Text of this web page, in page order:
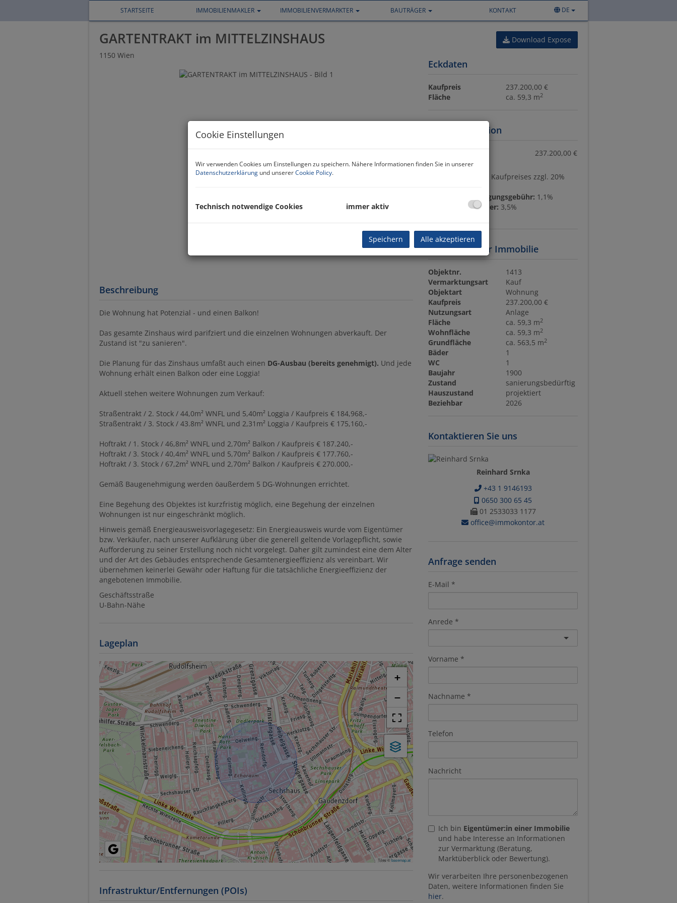
STARTSEITE IMMOBILIENMAKLER IMMOBILIENVERMARKTER BAUTRÄGER KONTAKT DE
GARTENTRAKT im MITTELZINSHAUS
1150 Wien
Beschreibung
Die Wohnung hat Potenzial - und einen Balkon!
Das gesamte Zinshaus wird parifziert und die einzelnen Wohnungen abverkauft. Der
Zustand ist "zu sanieren".
Die Planung für das Zinshaus umfaßt auch einen DG-Ausbau (bereits genehmigt). Und jede
Wohnung erhält einen Balkon oder eine Loggia!
Aktuell stehen weitere Wohnungen zum Verkauf:
Straßentrakt / 2. Stock / 44,0m² WNFL und 5,40m² Loggia / Kaufpreis € 184,968,-
Straßentrakt / 3. Stock / 43.8m² WNFL und 2,31m² Loggia / Kaufpreis € 175,160,-
Hoftrakt / 1. Stock / 46,8m² WNFL und 2,70m² Balkon / Kaufpreis € 187.240,-
Hoftrakt / 3. Stock / 40,4m² WNFL und 5,70m² Balkon / Kaufpreis € 177.760,-
Hoftrakt / 3. Stock / 67,2m² WNFL und 2,70m² Balkon / Kaufpreis € 270.000,-
Gemäß Baugenehmigung werden öaußerdem 5 DG-Wohnungen errichtet.
Eine Begehung des Objektes ist kurzfristig möglich, eine Begehung der einzelnen
Wohnungen ist nur eingeschränkt möglich.
Hinweis gemäß Energieausweisvorlagegesetz: Ein Energieausweis wurde vom Eigentümer
bzw. Verkäufer, nach unserer Aufklärung über die generell geltende Vorlagepflicht, sowie
Aufforderung zu seiner Erstellung noch nicht vorgelegt. Daher gilt zumindest eine dem Alter
und der Art des Gebäudes entsprechende Gesamtenergieeffizienz als vereinbart. Wir
übernehmen keinerlei Gewähr oder Haftung für die tatsächliche Energieeffizienz der
angebotenen Immobilie.
Geschäftsstraße
U-Bahn-Nähe
Lageplan
+
−
Tiles ©basemap.at
Infrastruktur/Entfernungen (POIs)
Download Expose
Eckdaten
Kaufpreis
237.200,00 €
Fläche
ca. 59,3 m2
Preisinformation
237.200,00 €
3% des Kaufpreises zzgl. 20%
Grundbucheintragungsgebühr: 1,1%
Grunderwerbsteuer: 3,5%
Basisdaten zur Immobilie
Objektnr.
1413
Vermarktungsart
Kauf
Objektart
Wohnung
Kaufpreis
237.200,00 €
Nutzungsart
Anlage
Fläche
ca. 59,3 m2
Wohnfläche ca. 59,3 m2
Grundfläche ca. 563,5 m2
Bäder
1
WC
1
Baujahr
1900
Zustand
sanierungsbedürftig
Hauszustand
projektiert
Beziehbar
2026
Kontaktieren Sie uns
Reinhard Srnka
+43 1 9146193
0650 300 65 45
01 2533033 1177
office@immokontor.at
Anfrage senden
E-Mail
Anrede
Vorname
Nachname
Telefon
Nachricht
Ich bin Eigentümer:in einer Immobilie
und habe Interesse an Informationen
zur Vermarktung (Beratung,
Marktüberblick oder Bewertung).
Wir verarbeiten Ihre personenbezogenen
Daten, weitere Informationen finden Sie
hier.
Cookie Einstellungen
Wir verwenden Cookies um Einstellungen zu speichern. Nähere Informationen finden Sie in unserer
Datenschutzerklärung und unsererCookie Policy.
Technisch notwendige Cookies immer aktiv
Speichern Alle akzeptieren